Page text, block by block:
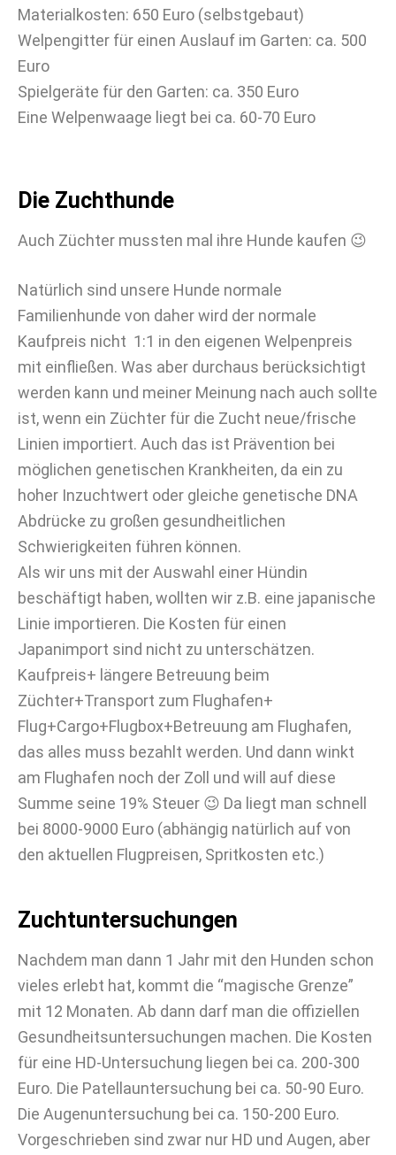
Materialkosten: 650 Euro (selbstgebaut)
Welpengitter für einen Auslauf im Garten: ca. 500
Euro
Spielgeräte für den Garten: ca. 350 Euro
Eine Welpenwaage liegt bei ca. 60-70 Euro
Die Zuchthunde
Auch Züchter mussten mal ihre Hunde kaufen 😉
Natürlich sind unsere Hunde normale
Familienhunde von daher wird der normale
Kaufpreis nicht 1:1 in den eigenen Welpenpreis
mit einfließen. Was aber durchaus berücksichtigt
werden kann und meiner Meinung nach auch sollte
ist, wenn ein Züchter für die Zucht neue/frische
Linien importiert. Auch das ist Prävention bei
möglichen genetischen Krankheiten, da ein zu
hoher Inzuchtwert oder gleiche genetische DNA
Abdrücke zu großen gesundheitlichen
Schwierigkeiten führen können.
Als wir uns mit der Auswahl einer Hündin
beschäftigt haben, wollten wir z.B. eine japanische
Linie importieren. Die Kosten für einen
Japanimport sind nicht zu unterschätzen.
Kaufpreis+ längere Betreuung beim
Züchter+Transport zum Flughafen+
Flug+Cargo+Flugbox+Betreuung am Flughafen,
das alles muss bezahlt werden. Und dann winkt
am Flughafen noch der Zoll und will auf diese
Summe seine 19% Steuer 😉 Da liegt man schnell
bei 8000-9000 Euro (abhängig natürlich auf von
den aktuellen Flugpreisen, Spritkosten etc.)
Zuchtuntersuchungen
Nachdem man dann 1 Jahr mit den Hunden schon
vieles erlebt hat, kommt die “magische Grenze”
mit 12 Monaten. Ab dann darf man die offiziellen
Gesundheitsuntersuchungen machen. Die Kosten
für eine HD-Untersuchung liegen bei ca. 200-300
Euro. Die Patellauntersuchung bei ca. 50-90 Euro.
Die Augenuntersuchung bei ca. 150-200 Euro.
Vorgeschrieben sind zwar nur HD und Augen, aber